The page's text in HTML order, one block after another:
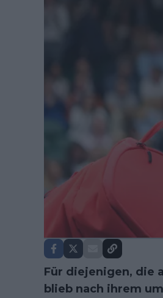
Für diejenigen, die
blieb nach ihrem